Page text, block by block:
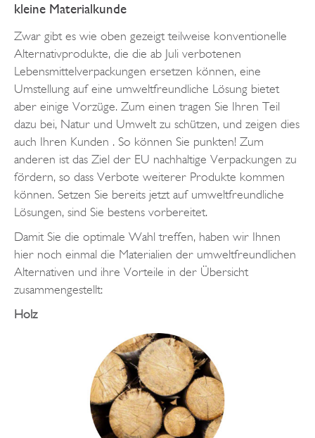
kleine Materialkunde
Zwar gibt es wie oben gezeigt teilweise konventionelle
Alternativprodukte, die die ab Juli verbotenen
Lebensmittelverpackungen ersetzen können, eine
Umstellung auf eine umweltfreundliche Lösung bietet
aber einige Vorzüge. Zum einen tragen Sie Ihren Teil
dazu bei, Natur und Umwelt zu schützen, und zeigen dies
auch Ihren Kunden . So können Sie punkten! Zum
anderen ist das Ziel der EU nachhaltige Verpackungen zu
fördern, so dass Verbote weiterer Produkte kommen
können. Setzen Sie bereits jetzt auf umweltfreundliche
Lösungen, sind Sie bestens vorbereitet.
Damit Sie die optimale Wahl treffen, haben wir Ihnen
hier noch einmal die Materialien der umweltfreundlichen
Alternativen und ihre Vorteile in der Übersicht
zusammengestellt:
Holz